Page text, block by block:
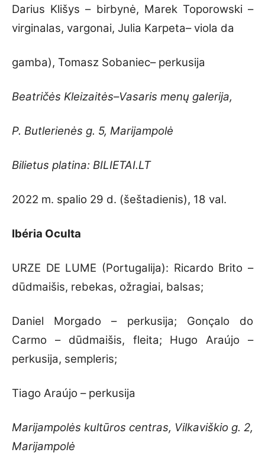
Darius Klišys – birbynė, Marek Toporowski –
virginalas, vargonai, Julia Karpeta– viola da
gamba), Tomasz Sobaniec– perkusija
Beatričės Kleizaitės–Vasaris menų galerija,
P. Butlerienės g. 5, Marijampolė
Bilietus platina: BILIETAI.LT
2022 m. spalio 29 d. (šeštadienis), 18 val.
Ibéria Oculta
URZE DE LUME (Portugalija): Ricardo Brito –
dūdmaišis, rebekas, ožragiai, balsas;
Daniel Morgado – perkusija; Gonçalo do
Carmo – dūdmaišis, fleita; Hugo Araújo –
perkusija, sempleris;
Tiago Araújo – perkusija
Marijampolės kultūros centras, Vilkaviškio g. 2,
Marijampolė